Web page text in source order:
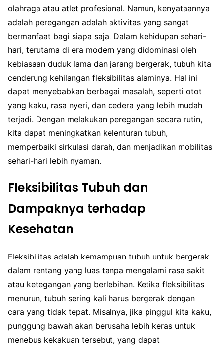
olahraga atau atlet profesional. Namun, kenyataannya
adalah peregangan adalah aktivitas yang sangat
bermanfaat bagi siapa saja. Dalam kehidupan sehari-
hari, terutama di era modern yang didominasi oleh
kebiasaan duduk lama dan jarang bergerak, tubuh kita
cenderung kehilangan fleksibilitas alaminya. Hal ini
dapat menyebabkan berbagai masalah, seperti otot
yang kaku, rasa nyeri, dan cedera yang lebih mudah
terjadi. Dengan melakukan peregangan secara rutin,
kita dapat meningkatkan kelenturan tubuh,
memperbaiki sirkulasi darah, dan menjadikan mobilitas
sehari-hari lebih nyaman.
Fleksibilitas Tubuh dan
Dampaknya terhadap
Kesehatan
Fleksibilitas adalah kemampuan tubuh untuk bergerak
dalam rentang yang luas tanpa mengalami rasa sakit
atau ketegangan yang berlebihan. Ketika fleksibilitas
menurun, tubuh sering kali harus bergerak dengan
cara yang tidak tepat. Misalnya, jika pinggul kita kaku,
punggung bawah akan berusaha lebih keras untuk
menebus kekakuan tersebut, yang dapat